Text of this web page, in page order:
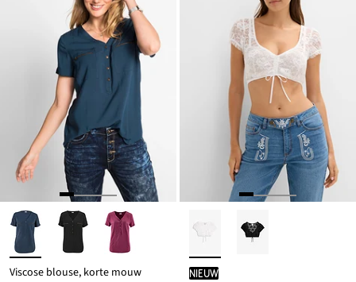
Viscose blouse, korte mouw Nieuw